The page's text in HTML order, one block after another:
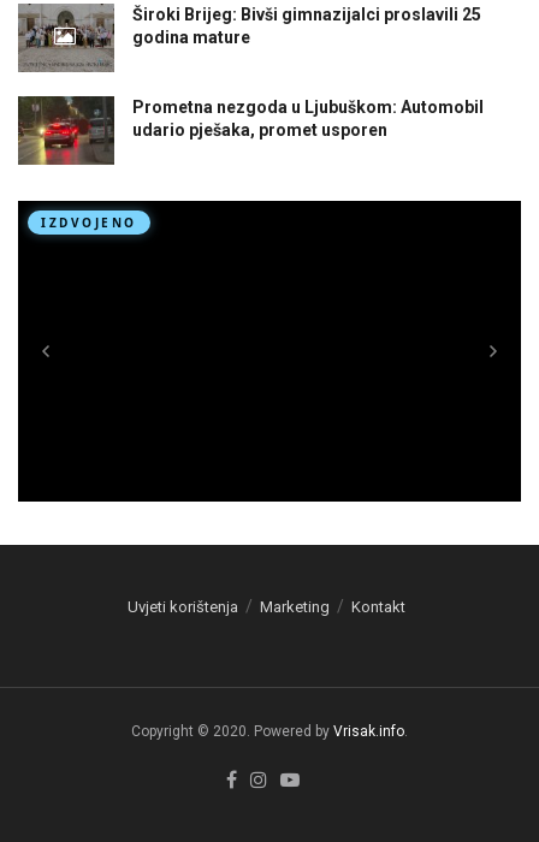
Široki Brijeg: Bivši gimnazijalci proslavili 25
godina mature
Prometna nezgoda u Ljubuškom: Automobil
udario pješaka, promet usporen
Uvjeti korištenja Marketing Kontakt
Copyright © 2020. Powered by Vrisak.info.